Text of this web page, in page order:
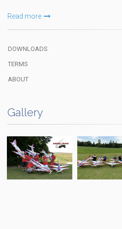
Read more
DOWNLOADS
TERMS
ABOUT
Gallery